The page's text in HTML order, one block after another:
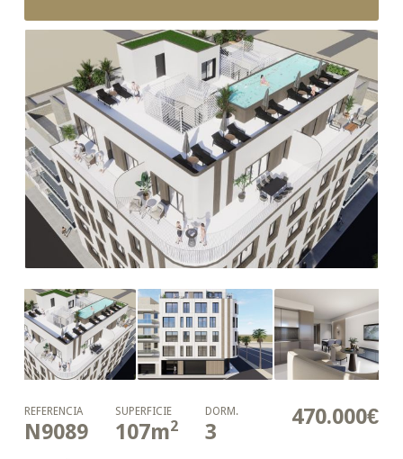
470.000€
REFERENCIA
N9089
SUPERFICIE
107m2
DORM.
3